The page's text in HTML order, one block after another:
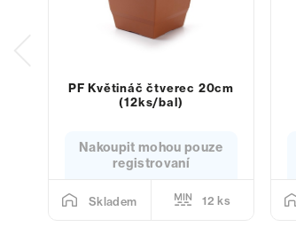
PF Květináč čtverec 20cm
(12ks/bal)
Nakoupit mohou pouze
registrovaní
Skladem 12 ks